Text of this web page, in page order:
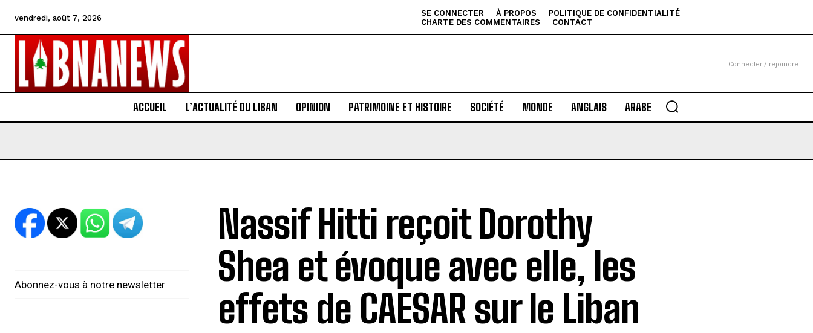
vendredi, août 7, 2026 SE CONNECTER À PROPOS
POLITIQUE DE CONFIDENTIALITÉ
CHARTE DES COMMENTAIRES
CONTACT
Connecter / rejoindre
ACCUEIL L’ACTUALITÉ DU LIBAN OPINION PATRIMOINE ET HISTOIRE SOCIÉTÉ MONDE ANGLAIS ARABE
Abonnez-vous à notre newsletter
Nassif Hitti reçoit Dorothy
Shea et évoque avec elle, les
effets de CAESAR sur le Liban